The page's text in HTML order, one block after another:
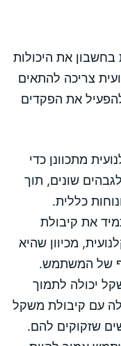
בחשבון את היכולות
צריכה להתאים
את הפקדים
מתכוונן כדי
שונים, תוך
כללית.
את קיבולת
מכיוון שהיא
של המשתמש.
יכולה לתמוך
אבל אלה עם קיבולת משקל
שזקוקים להם.